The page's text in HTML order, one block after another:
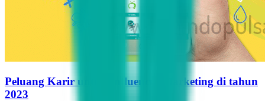
Peluang Karir untuk Influencer Marketing di tahun
2023